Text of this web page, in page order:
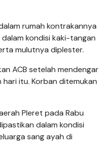
rumah kontrakannya
dalam kondisi kaki-tangan
mulutnya diplester.
ACB setelah mendengar
itu. Korban ditemukan
Pleret pada Rabu
dalam kondisi
sang ayah di